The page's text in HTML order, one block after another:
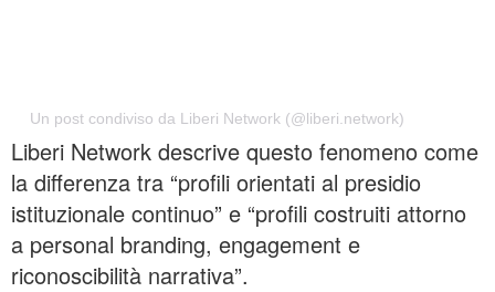
Un post condiviso da Liberi Network (@liberi.network)
Liberi Network descrive questo fenomeno come
la differenza tra “profili orientati al presidio
istituzionale continuo” e “profili costruiti attorno
a personal branding, engagement e
riconoscibilità narrativa”.